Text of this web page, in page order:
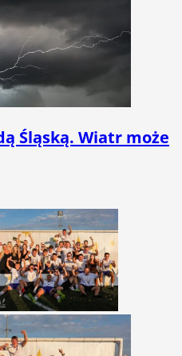
Śląską. Wiatr może